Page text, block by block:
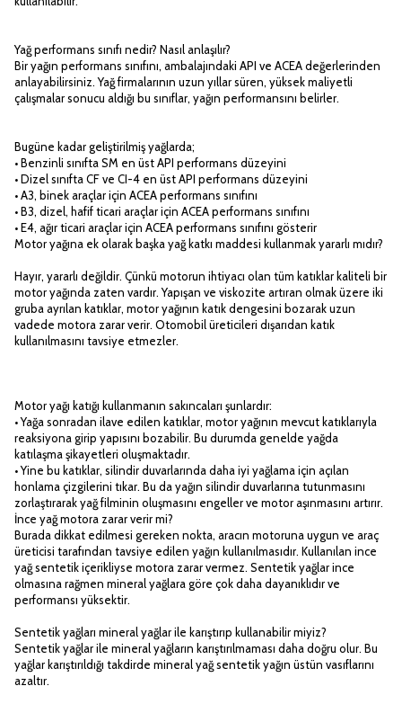
Yağ performans sınıfı nedir? Nasıl anlaşılır?
Bir yağın performans sınıfını, ambalajındaki API ve ACEA değerlerinden
anlayabilirsiniz. Yağ firmalarının uzun yıllar süren, yüksek maliyetli
çalışmalar sonucu aldığı bu sınıflar, yağın performansını belirler.
Bugüne kadar geliştirilmiş yağlarda;
• Benzinli sınıfta SM en üst API performans düzeyini
• Dizel sınıfta CF ve CI-4 en üst API performans düzeyini
• A3, binek araçlar için ACEA performans sınıfını
• B3, dizel, hafif ticari araçlar için ACEA performans sınıfını
• E4, ağır ticari araçlar için ACEA performans sınıfını gösterir
Motor yağına ek olarak başka yağ katkı maddesi kullanmak yararlı mıdır?
Hayır, yararlı değildir. Çünkü motorun ihtiyacı olan tüm katıklar kaliteli bir
motor yağında zaten vardır. Yapışan ve viskozite artıran olmak üzere iki
gruba ayrılan katıklar, motor yağının katık dengesini bozarak uzun
vadede motora zarar verir. Otomobil üreticileri dışarıdan katık
kullanılmasını tavsiye etmezler.
Motor yağı katığı kullanmanın sakıncaları şunlardır:
• Yağa sonradan ilave edilen katıklar, motor yağının mevcut katıklarıyla
reaksiyona girip yapısını bozabilir. Bu durumda genelde yağda
katılaşma şikayetleri oluşmaktadır.
• Yine bu katıklar, silindir duvarlarında daha iyi yağlama için açılan
honlama çizgilerini tıkar. Bu da yağın silindir duvarlarına tutunmasını
zorlaştırarak yağ filminin oluşmasını engeller ve motor aşınmasını artırır.
İnce yağ motora zarar verir mi?
Burada dikkat edilmesi gereken nokta, aracın motoruna uygun ve araç
üreticisi tarafından tavsiye edilen yağın kullanılmasıdır. Kullanılan ince
yağ sentetik içerikliyse motora zarar vermez. Sentetik yağlar ince
olmasına rağmen mineral yağlara göre çok daha dayanıklıdır ve
performansı yüksektir.
Sentetik yağları mineral yağlar ile karıştırıp kullanabilir miyiz?
Sentetik yağlar ile mineral yağların karıştırılmaması daha doğru olur. Bu
yağlar karıştırıldığı takdirde mineral yağ sentetik yağın üstün vasıflarını
azaltır.